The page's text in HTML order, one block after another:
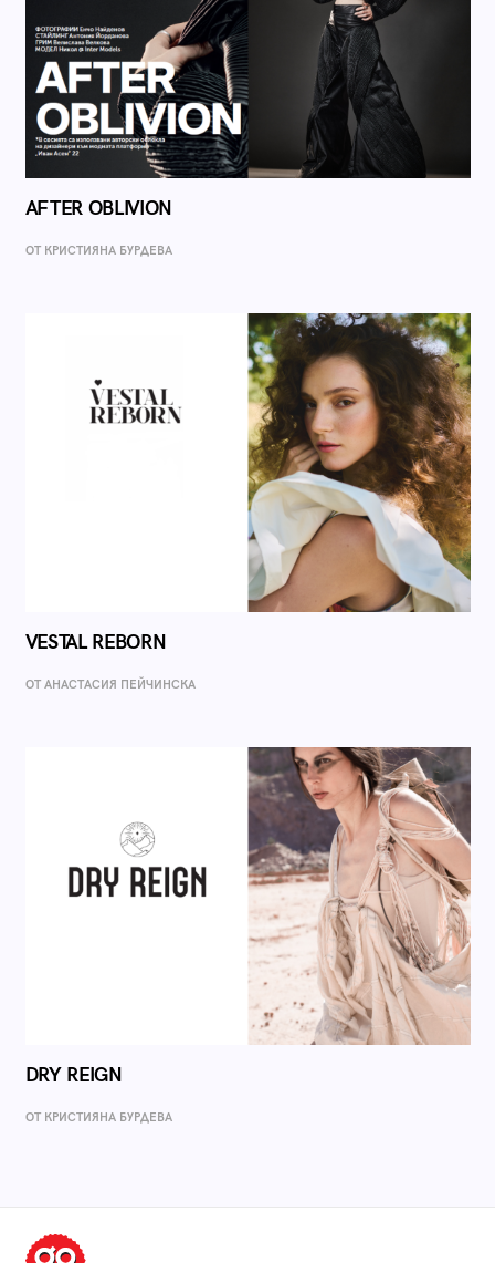
AFTER OBLIVION
ОТ КРИСТИЯНА БУРДЕВА
VESTAL REBORN
ОТ AНАСТАСИЯ ПЕЙЧИНСКА
DRY REIGN
ОТ КРИСТИЯНА БУРДЕВА